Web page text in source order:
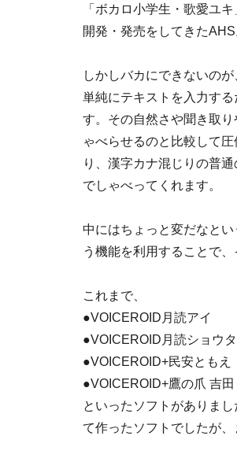
「ボカロ小学生・歌愛ユ
開発・発売をしてきた
しかしバカにできないの
単純にテキストを入力す
す。その自然さや聞き取
ゃべらせるのと比較して
り、漢字カナ混じりの普
でしゃべってくれます。
中にはちょっと変だなと
う機能を利用することで
これまで、
●VOICEROID月読アイ
●VOICEROID月読ショウタ
●VOICEROID+民安ともえ
●VOICEROID+鷹の爪 吉田
といったソフトがありま
て作ったソフトでしたが